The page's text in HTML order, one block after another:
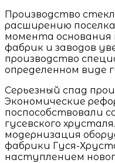
Производство
расширению
момента
фабрик и заводов
производство
определенном виде
Серьезный спад
Экономические
поспособствовали
гусевского
модернизация
фабрики Гуся-
наступлением